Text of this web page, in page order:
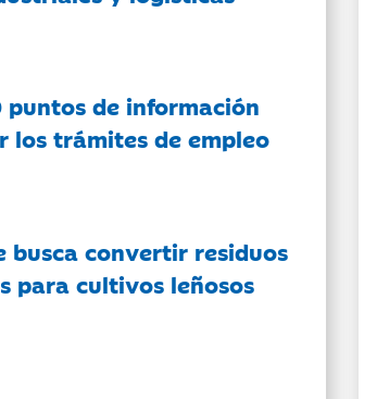
de información
trámites de empleo
busca convertir residuos
para cultivos leñosos